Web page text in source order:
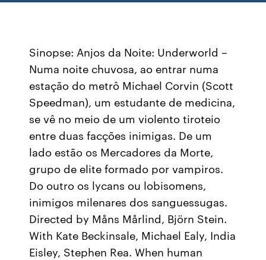
Sinopse: Anjos da Noite: Underworld –
Numa noite chuvosa, ao entrar numa
estação do metrô Michael Corvin (Scott
Speedman), um estudante de medicina,
se vê no meio de um violento tiroteio
entre duas facções inimigas. De um
lado estão os Mercadores da Morte,
grupo de elite formado por vampiros.
Do outro os lycans ou lobisomens,
inimigos milenares dos sanguessugas.
Directed by Måns Mårlind, Björn Stein.
With Kate Beckinsale, Michael Ealy, India
Eisley, Stephen Rea. When human